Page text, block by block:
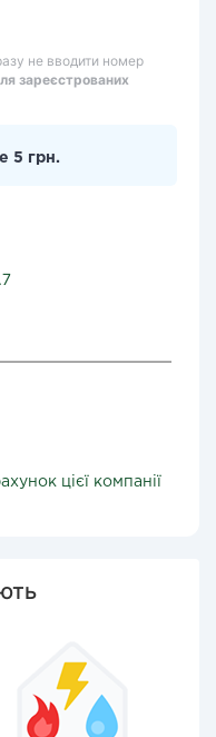
не вводити номер
зареєстрованих
5 грн.
цієї компанії